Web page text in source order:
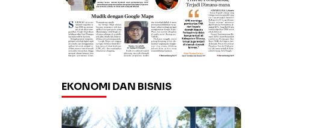
EKONOMI DAN BISNIS